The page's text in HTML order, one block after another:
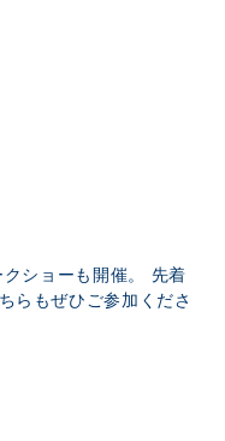
ショーも開催。 先着
らもぜひご参加くださ